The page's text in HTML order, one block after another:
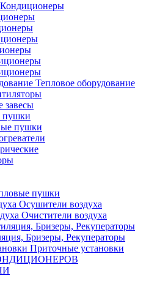
Кондиционеры
Тепловое оборудование
завесы
пушки
пушки
пушки
Осушители воздуха
Очистители воздуха
Бризеры, Рекуператоры
Приточные установки